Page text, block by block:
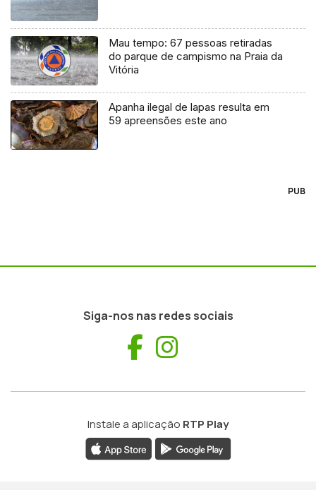
Mau tempo: 67 pessoas retiradas
do parque de campismo na Praia da
Vitória
Apanha ilegal de lapas resulta em
59 apreensões este ano
PUB
Siga-nos nas redes sociais
Facebook
Instale a aplicação RTP Play